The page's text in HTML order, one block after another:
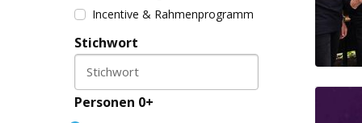
Incentive & Rahmenprogramm
Stichwort
Stichwort
Personen 0+